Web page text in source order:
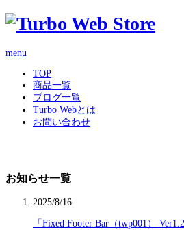
menu
TOP
商品一覧
ブログ一覧
Turbo Webとは
お問い合わせ
お知らせ一覧
2025/8/16
「Fixed Footer Bar（twp001）